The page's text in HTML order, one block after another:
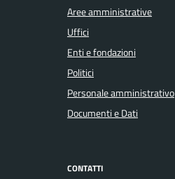
Aree amministrative
Uffici
Enti e fondazioni
Politici
Personale amministrativo
Documenti e Dati
CONTATTI